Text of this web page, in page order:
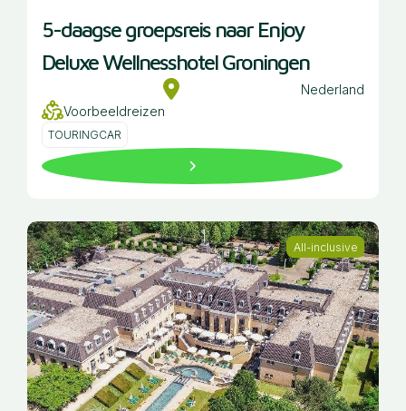
5-daagse groepsreis naar Enjoy
Deluxe Wellnesshotel Groningen
Nederland
Voorbeeldreizen
TOURINGCAR
All-inclusive